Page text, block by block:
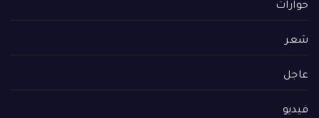
حوارات
شعر
عاجل
فيديو